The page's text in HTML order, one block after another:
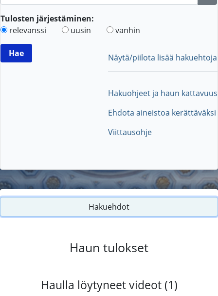
Tulosten järjestäminen:
relevanssi
uusin vanhin
Näytä/piilota lisää hakuehtoja
Hakuohjeet ja haun kattavuus
Ehdota aineistoa kerättäväksi
Viittausohje
Hakuehdot
Haun tulokset
Haulla löytyneet videot (1)